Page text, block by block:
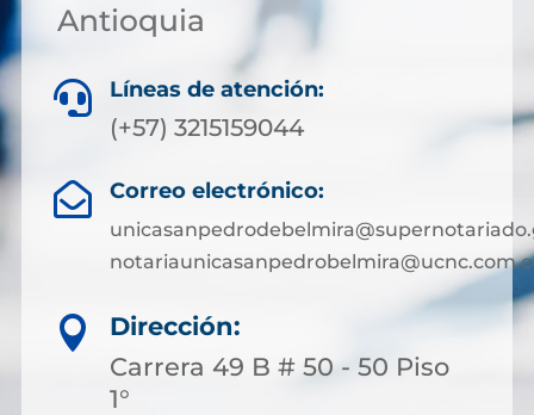
Antioquia
 Líneas de atención:
(+57) 3215159044
 Correo electrónico:

Dirección:
Carrera 49 B # 50 - 50 Piso
1°